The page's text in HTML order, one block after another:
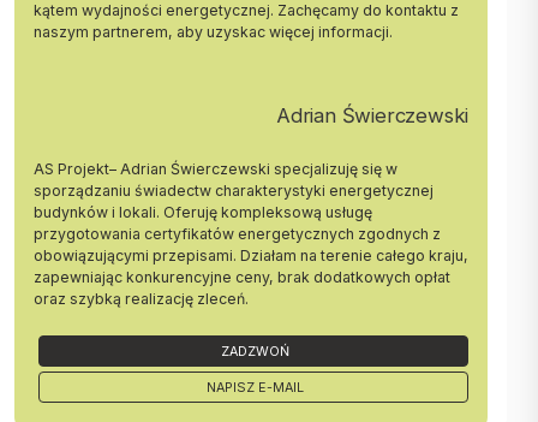
Oferta wysłana z systemu Galactica Virgo
kątem wydajności energetycznej. Zachęcamy do kontaktu z
naszym partnerem, aby uzyskac więcej informacji.
Adrian Świerczewski
AS Projekt– Adrian Świerczewski specjalizuję się w
sporządzaniu świadectw charakterystyki energetycznej
budynków i lokali. Oferuję kompleksową usługę
przygotowania certyfikatów energetycznych zgodnych z
obowiązującymi przepisami. Działam na terenie całego kraju,
zapewniając konkurencyjne ceny, brak dodatkowych opłat
oraz szybką realizację zleceń.
ZADZWOŃ
NAPISZ E-MAIL